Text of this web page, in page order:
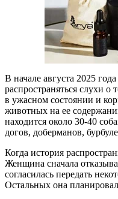
В начале августа 2025
распространяться слухи
в ужасном состоянии и
животных на ее
находится около 30-40
догов, доберманов,
Когда история
Женщина сначала
согласилась передать
Остальных она